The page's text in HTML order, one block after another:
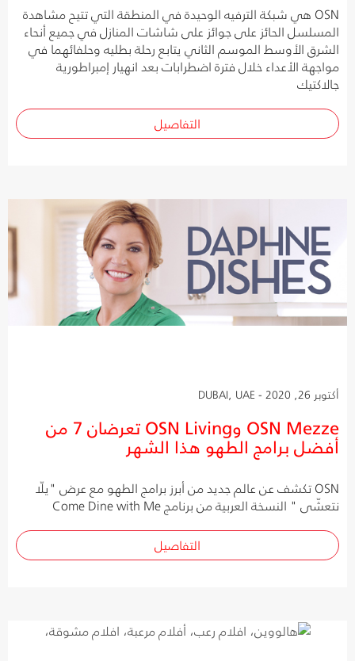
OSN هي شبكة الترفيه الوحيدة في المنطقة التي تتيح مشاهدة
المسلسل الحائز على جوائز على شاشات المنازل في جميع أنحاء
الشرق الأوسط الموسم الثاني يتابع رحلة بطليه وحلفائهما في
مواجهة الأعداء خلال فترة اضطرابات بعد انهيار إمبراطورية
جالاكتيك
التفاصيل
أكتوبر 26, 2020 - DUBAI, UAE
OSN Mezze وOSN Living تعرضان 7 من
أفضل برامج الطهو هذا الشهر
OSN تكشف عن عالم جديد من أبرز برامج الطهو مع عرض "يلّا
نتعشّى " النسخة العربية من برنامج Come Dine with Me
التفاصيل